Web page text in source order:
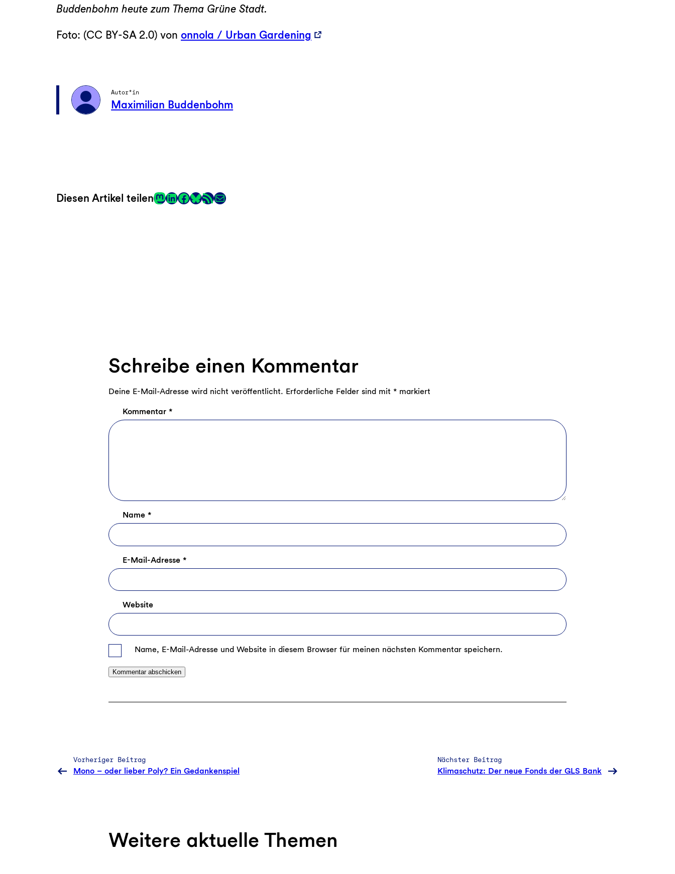
Buddenbohm heute zum Thema Grüne Stadt.
Foto: (CC BY-SA 2.0) von onnola / Urban Gardening
Autor*in
Maximilian Buddenbohm
Diesen Artikel teilenMastodon
LinkedIn
Facebook
LinkRSS-Feed
E-Mail
Schreibe einen Kommentar
Deine E-Mail-Adresse wird nicht veröffentlicht. Erforderliche Felder sind mit * markiert
Kommentar *
Name *
E-Mail-Adresse *
Website
Name, E-Mail-Adresse und Website in diesem Browser für meinen nächsten Kommentar speichern.
Vorheriger Beitrag
Mono – oder lieber Poly? Ein Gedankenspiel
Nächster Beitrag
Klimaschutz: Der neue Fonds der GLS Bank
Weitere aktuelle Themen